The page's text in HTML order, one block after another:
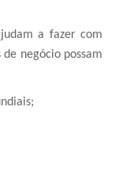
a fazer com
negócio possam